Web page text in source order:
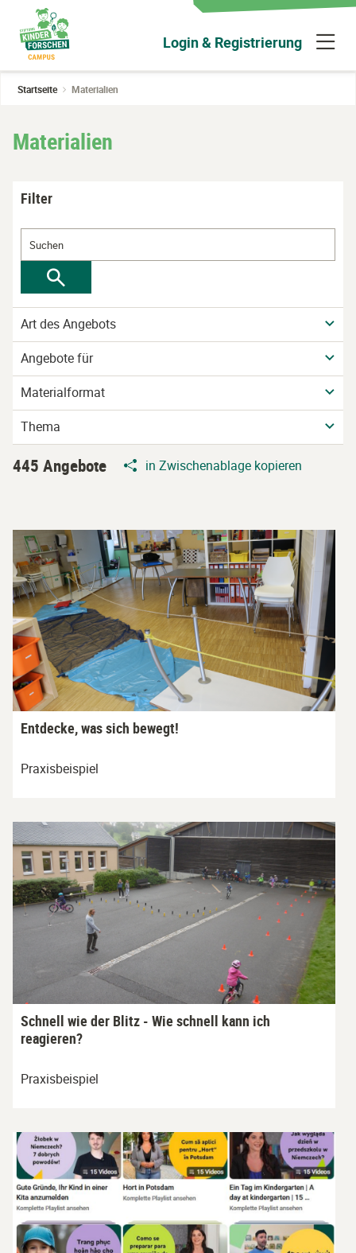
Hauptinhalt
wechseln
Login & Registrierung
Startseite Materialien
Materialien
Filter
Art des Angebots
Angebote für
Materialformat
Thema
445 Angebote in Zwischenablage kopieren
Entdecke, was sich bewegt!
Praxisbeispiel
Schnell wie der Blitz - Wie schnell kann ich
reagieren?
Praxisbeispiel